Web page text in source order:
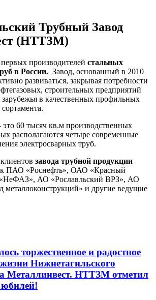
Трубный Завод
(НТТЗМ)
производителей стальных
в России. Завод, основанный в 2010
развиваться, закрывая потребности
строительных предприятий
в качественных профильных
60 тысяч кв.м производственных
располагаются четыре современные
электросварных труб.
завода трубной продукции
ПАО «Роснефть», ОАО «Красный
АО «Рославльский ВРЗ», АО
металлоконструкций» и другие ведущие
торжественное и радостное
Нижнетагильского
Металлинвест. НТТЗМ отметил
юбилей!